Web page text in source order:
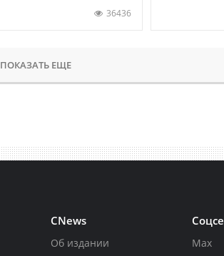
36436
ПОКАЗАТЬ ЕЩЕ
CNews
Об издании
Max